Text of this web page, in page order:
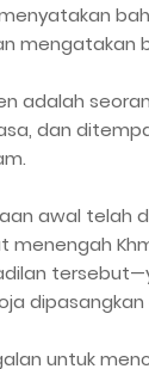
mengatakan
adalah
dan
awal telah
menengah
untuk